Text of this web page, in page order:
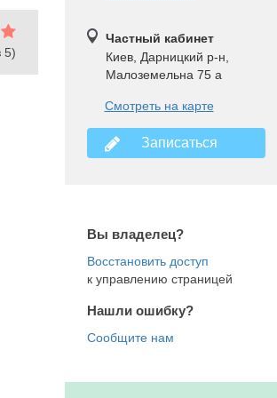
5)
Частный кабинет
Киев, Дарницкий р-н
Малоземельна 75 а
Смотреть на карте
Записаться
Вы владелец?
к управлению страницей
Нашли ошибку?